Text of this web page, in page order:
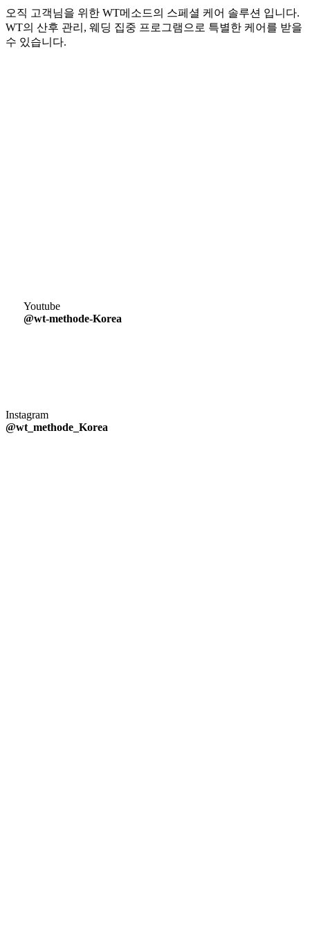
오직 고객님을 위한 WT메소드의 스페셜 케어 솔루션 입니다.
WT의 산후 관리, 웨딩 집중 프로그램으로 특별한 케어를 받을
수 있습니다.
Youtube
@wt-methode-Korea
Instagram
@wt_methode_Korea